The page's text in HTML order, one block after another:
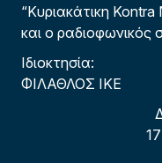
“Κυριακάτικη
και ο ραδιοφωνικός
Ιδιοκτησία:
ΦΙΛΑΘΛΟΣ ΙΚΕ